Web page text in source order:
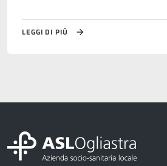
LEGGI DI PIÙ